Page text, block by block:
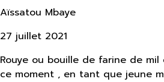
Aïssatou Mbaye
27 juillet 2021
Rouye ou bouille de farine de
ce moment , en tant que jeune